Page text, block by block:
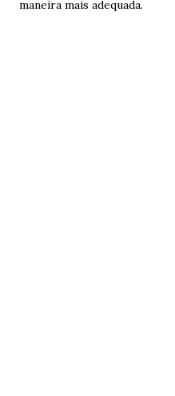
maneira mais adequada.